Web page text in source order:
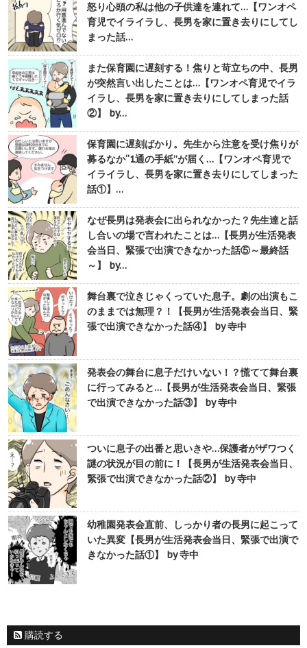
怒り心頭の私は他の子供達を連れて…【ワンオペ
育児でイライラし、長男を家に置き去りにしてし
まった話…
また保育園に遅刻する！焦りと苛立ちの中、長男
が突然言い出したことは…【ワンオペ育児でイラ
イラし、長男を家に置き去りにしてしまった話
②】 by…
保育園に遅刻ばかり。先生から注意を受け焦りが
募るなか“1通の手紙”が届く…【ワンオペ育児で
イライラし、長男を家に置き去りにしてしまった
話①】…
なぜ長男は発表会に出られなかった？先生達と話
し合いの場で言われたことは…【長男が生活発表
会当日、緊張で出演できなかった話⑤～最終話
～】 by…
舞台裏で泣きじゃくっていた息子。劇の出演もこ
のままでは無理？！【長男が生活発表会当日、緊
張で出演できなかった話④】 by 寺中
発表会の舞台に息子だけいない！？慌てて舞台裏
に行ってみると…【長男が生活発表会当日、緊張
で出演できなかった話③】 by 寺中
ついに息子の出番と思いきや…保護者がザワつく
謎の状況が目の前に！【長男が生活発表会当日、
緊張で出演できなかった話②】 by 寺中
幼稚園発表会直前、しっかり者の長男に起こって
いた異変【長男が生活発表会当日、緊張で出演で
きなかった話①】 by 寺中
購読する